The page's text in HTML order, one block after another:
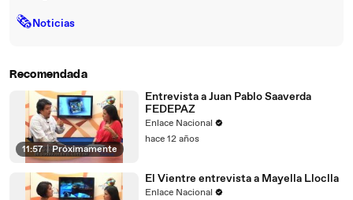
🗞Noticias
Recomendada
11:57 | Próximamente
Entrevista a Juan Pablo Saaverda
FEDEPAZ
Enlace Nacional
hace 12 años
El Vientre entrevista a Mayella Lloclla
Enlace Nacional